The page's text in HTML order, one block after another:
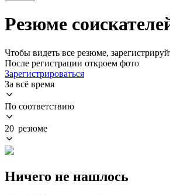
Резюме
Чтобы видеть все резюме,
После регистрации откроем фото
Зарегистрироваться
За всё время
По соответствию
20 резюме
Ничего не нашлось